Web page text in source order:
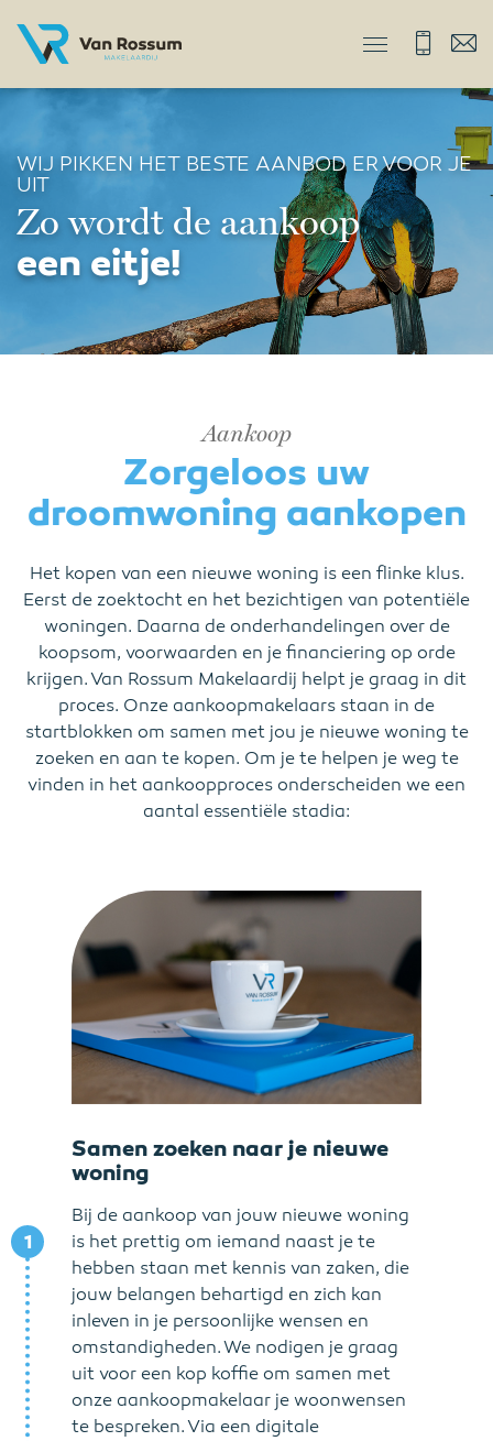
WIJ PIKKEN HET BESTE AANBOD ER VOOR JE
UIT
Zo wordt de aankoop
een eitje!
Aankoop
Zorgeloos uw
droomwoning aankopen
Het kopen van een nieuwe woning is een flinke klus.
Eerst de zoektocht en het bezichtigen van potentiële
woningen. Daarna de onderhandelingen over de
koopsom, voorwaarden en je financiering op orde
krijgen. Van Rossum Makelaardij helpt je graag in dit
proces. Onze aankoopmakelaars staan in de
startblokken om samen met jou je nieuwe woning te
zoeken en aan te kopen. Om je te helpen je weg te
vinden in het aankoopproces onderscheiden we een
aantal essentiële stadia:
1
Samen zoeken naar je nieuwe
woning
Bij de aankoop van jouw nieuwe woning
is het prettig om iemand naast je te
hebben staan met kennis van zaken, die
jouw belangen behartigd en zich kan
inleven in je persoonlijke wensen en
omstandigheden. We nodigen je graag
uit voor een kop koffie om samen met
onze aankoopmakelaar je woonwensen
te bespreken. Via een digitale